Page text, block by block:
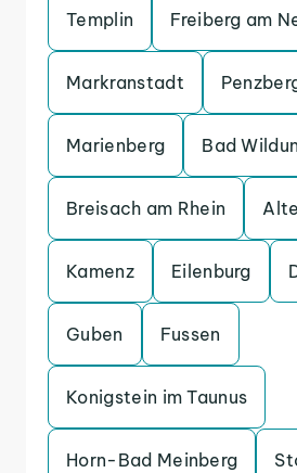
Templin Freiberg am
Markranstadt
Marienberg Bad
Breisach am Rhein
Kamenz Eilenburg
Guben Fussen
Konigstein im Taunus
Horn-Bad Meinberg